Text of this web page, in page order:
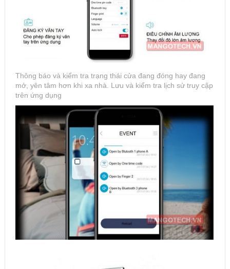
Thông báo và kiểm tra trạng thái cửa đang đóng hay đang
mở, yên tâm hơn khi xa nhà. Lưu và kiểm tra lịch sử truy cập
trên ứng dụng